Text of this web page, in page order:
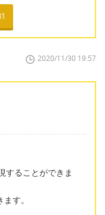
2020/11/30 19:57
することができま
す。